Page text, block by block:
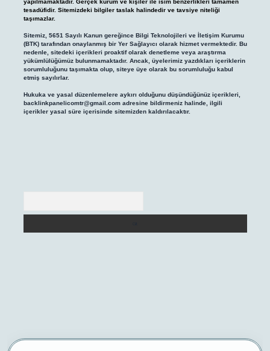
yapılmamaktadır. Gerçek kurum ve kişiler ile isim benzerlikleri tamamen
tesadüfidir. Sitemizdeki bilgiler taslak halindedir ve tavsiye niteliği
taşımazlar.
Sitemiz, 5651 Sayılı Kanun gereğince Bilgi Teknolojileri ve İletişim Kurumu
(BTK) tarafından onaylanmış bir Yer Sağlayıcı olarak hizmet vermektedir. Bu
nedenle, sitedeki içerikleri proaktif olarak denetleme veya araştırma
yükümlülüğümüz bulunmamaktadır. Ancak, üyelerimiz yazdıkları içeriklerin
sorumluluğunu taşımakta olup, siteye üye olarak bu sorumluluğu kabul
etmiş sayılırlar.
Hukuka ve yasal düzenlemelere aykırı olduğunu düşündüğünüz içerikleri,
backlinkpanelicomtr@gmail.comadresine bildirmeniz halinde, ilgili
içerikler yasal süre içerisinde sitemizden kaldırılacaktır.